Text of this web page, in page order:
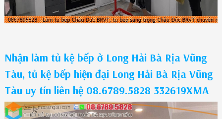
Nhận làm tủ kệ bếp ở Long Hải Bà Rịa Vũng
Tàu, tủ kệ bếp hiện đại Long Hải Bà Rịa Vũng
Tàu uy tín liên hệ 08.6789.5828 332619XMA